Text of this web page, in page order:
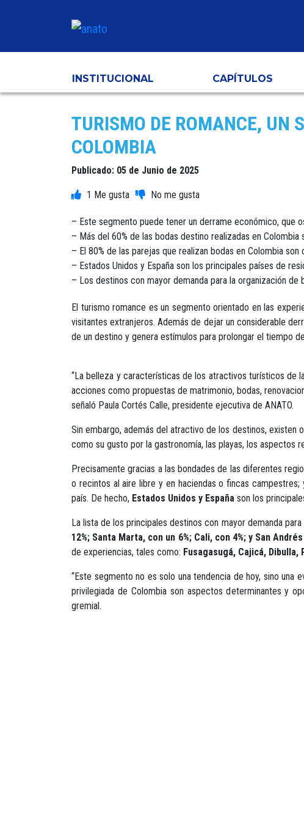
INSTITUCIONAL CAPÍTULOS
TURISMO DE ROMANCE, UN
COLOMBIA
Publicado: 05 de Junio de 2025
1
– Este segmento puede tener un derrame económico, que
– Más del 60% de las bodas destino realizadas en
– El 80% de las parejas que realizan bodas en Colombia
– Estados Unidos y España son los principales países de
– Los destinos con mayor demanda para la organización de
El turismo romance es un segmento orientado en las
visitantes extranjeros. Además de dejar un considerable
de un destino y genera estímulos para prolongar el tiempo
“La belleza y características de los atractivos turísticos de
acciones como propuestas de matrimonio, bodas,
señaló Paula Cortés Calle, presidente ejecutiva de ANATO.
Sin embargo, además del atractivo de los destinos,
como su gusto por la gastronomía, las playas, los aspectos
Precisamente gracias a las bondades de las diferentes
o recintos al aire libre y en haciendas o fincas campestres;
país. De hecho, Estados Unidos y España son los
La lista de los principales destinos con mayor demanda
12%; Santa Marta, con un 6%; Cali, con 4%; y San
de experiencias, tales como: Fusagasugá, Cajicá,
“Este segmento no es solo una tendencia de hoy, sino una
privilegiada de Colombia son aspectos determinantes y
gremial.